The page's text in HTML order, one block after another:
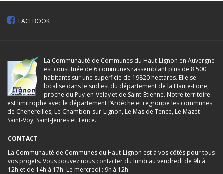
FACEBOOK
La Communauté de Communes du Haut-Lignon en Auvergne
est constituée de 6 communes rassemblant plus de 8 500
habitants sur une superficie de 19820 hectares. Elle se
localise dans le sud est du département de la Haute-Loire,
proche du Puy-en-Velay et de Saint-Étienne. Notre territoire
est limitrophe avec le département l’Ardèche et regroupe les communes
de Chenereilles, Le Chambon-sur-Lignon, Le Mas de Tence, Le Mazet-
Saint-Voy, Saint-Jeures et Tence.
CONTACT
La Communauté de Communes du Haut-Lignon est à vos côtés pour tous
vos projets. Vous pouvez nous contacter du lundi au vendredi de 9h à
12h et de 14h à 17h. Le mercredi : 9h à 12h.